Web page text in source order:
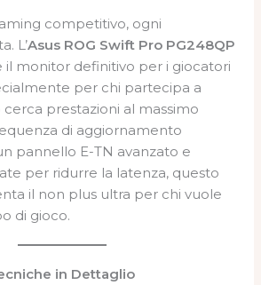
competitivo, ogni
L’Asus ROG Swift Pro PG248QP
il monitor definitivo per i giocatori
per chi partecipa a
prestazioni al massimo
di aggiornamento
pannello E-TN avanzato e
per ridurre la latenza, questo
il non plus ultra per chi vuole
di gioco.
in Dettaglio